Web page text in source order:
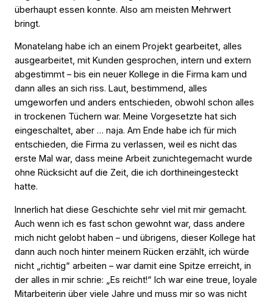
überhaupt essen konnte. Also am meisten Mehrwert
bringt.
Monatelang habe ich an einem Projekt gearbeitet, alles
ausgearbeitet, mit Kunden gesprochen, intern und extern
abgestimmt – bis ein neuer Kollege in die Firma kam und
dann alles an sich riss. Laut, bestimmend, alles
umgeworfen und anders entschieden, obwohl schon alles
in trockenen Tüchern war. Meine Vorgesetzte hat sich
eingeschaltet, aber … naja. Am Ende habe ich für mich
entschieden, die Firma zu verlassen, weil es nicht das
erste Mal war, dass meine Arbeit zunichtegemacht wurde
ohne Rücksicht auf die Zeit, die ich dorthineingesteckt
hatte.
Innerlich hat diese Geschichte sehr viel mit mir gemacht.
Auch wenn ich es fast schon gewohnt war, dass andere
mich nicht gelobt haben – und übrigens, dieser Kollege hat
dann auch noch hinter meinem Rücken erzählt, ich würde
nicht „richtig“ arbeiten – war damit eine Spitze erreicht, in
der alles in mir schrie: „Es reicht!“ Ich war eine treue, loyale
Mitarbeiterin über viele Jahre und muss mir so was nicht